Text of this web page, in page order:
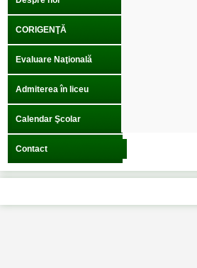
CORIGENŢĂ
Evaluare Naţională
Admiterea în liceu
Calendar Şcolar
Contact